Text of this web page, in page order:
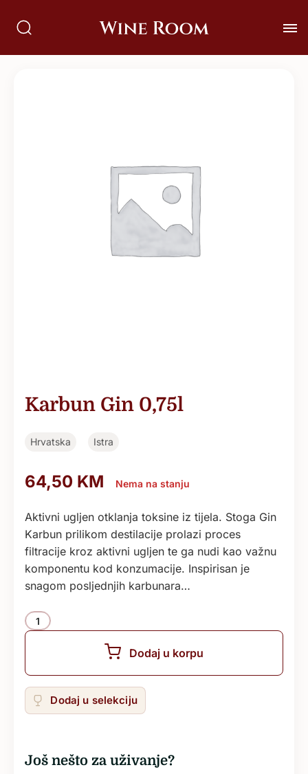
Karbun Gin 0,75l
Hrvatska Istra
64,50 KM Nema na stanju
Aktivni ugljen otklanja toksine iz tijela. Stoga Gin
Karbun prilikom destilacije prolazi proces
filtracije kroz aktivni ugljen te ga nudi kao važnu
komponentu kod konzumacije. Inspirisan je
snagom posljednjih karbunara…
Količina
Dodaj u korpu
Dodaj u selekciju
Još nešto za uživanje?